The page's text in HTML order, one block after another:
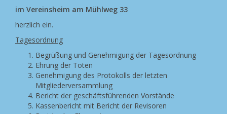
im Vereinsheim am Mühlweg 33
herzlich ein.
Tagesordnung
Begrüßung und Genehmigung der Tagesordnung
Ehrung der Toten
Genehmigung des Protokolls der letzten
Mitgliederversammlung
Bericht der geschäftsführenden Vorstände
Kassenbericht mit Bericht der Revisoren